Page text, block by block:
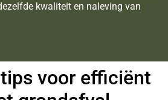
kwaliteit en naleving van
voor efficiënt